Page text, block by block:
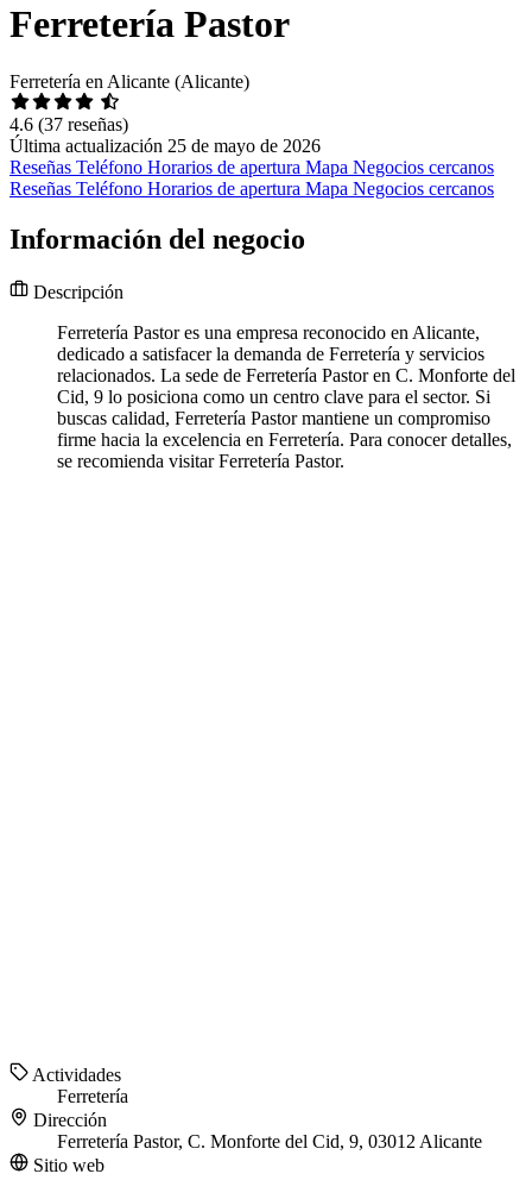
Ferretería Pastor
Ferretería en Alicante (Alicante)
4.6 (37 reseñas)
Última actualización 25 de mayo de 2026
Reseñas Teléfono Horarios de apertura Mapa Negocios cercanos
Reseñas Teléfono Horarios de apertura Mapa Negocios cercanos
Información del negocio
Descripción
Ferretería Pastor es una empresa reconocido en Alicante,
dedicado a satisfacer la demanda de Ferretería y servicios
relacionados. La sede de Ferretería Pastor en C. Monforte del
Cid, 9 lo posiciona como un centro clave para el sector. Si
buscas calidad, Ferretería Pastor mantiene un compromiso
firme hacia la excelencia en Ferretería. Para conocer detalles,
se recomienda visitar Ferretería Pastor.
Actividades
Ferretería
Dirección
Ferretería Pastor, C. Monforte del Cid, 9, 03012 Alicante
Sitio web